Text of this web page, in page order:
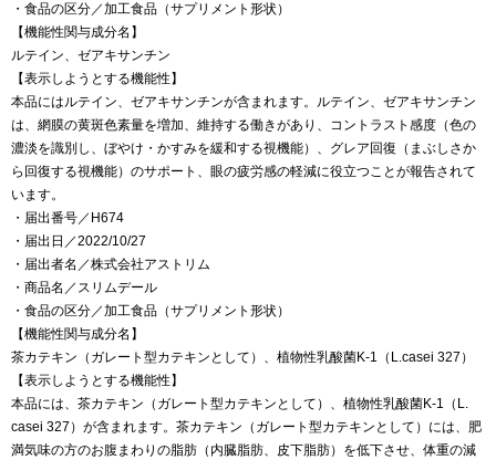
・食品の区分／加工食品（サプリメント形状）
【機能性関与成分名】
ルテイン、ゼアキサンチン
【表示しようとする機能性】
本品にはルテイン、ゼアキサンチンが含まれます。ルテイン、ゼアキサンチン
は、網膜の黄斑色素量を増加、維持する働きがあり、コントラスト感度（色の
濃淡を識別し、ぼやけ・かすみを緩和する視機能）、グレア回復（まぶしさか
ら回復する視機能）のサポート、眼の疲労感の軽減に役立つことが報告されて
います。
・届出番号／H674
・届出日／2022/10/27
・届出者名／株式会社アストリム
・商品名／スリムデール
・食品の区分／加工食品（サプリメント形状）
【機能性関与成分名】
茶カテキン（ガレート型カテキンとして）、植物性乳酸菌K-1（L.casei 327）
【表示しようとする機能性】
本品には、茶カテキン（ガレート型カテキンとして）、植物性乳酸菌K-1（L.
casei 327）が含まれます。茶カテキン（ガレート型カテキンとして）には、肥
満気味の方のお腹まわりの脂肪（内臓脂肪、皮下脂肪）を低下させ、体重の減